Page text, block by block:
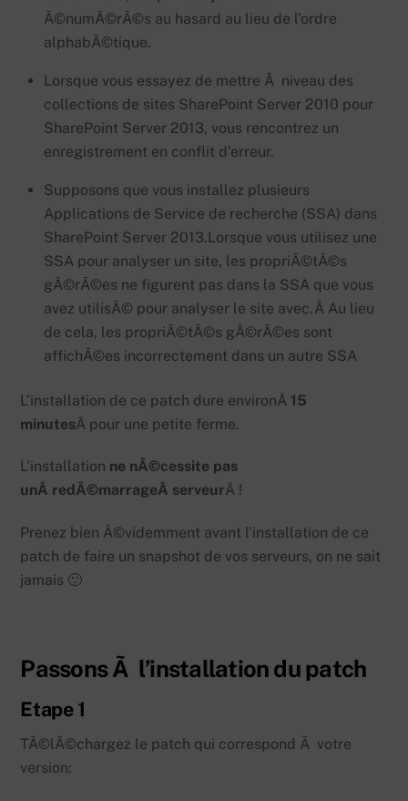
Ã©numÃ©rÃ©s au hasard au lieu de l’ordre
alphabÃ©tique.
Lorsque vous essayez de mettre Ã niveau des
collections de sites SharePoint Server 2010 pour
SharePoint Server 2013, vous rencontrez un
enregistrement en conflit d’erreur.
Supposons que vous installez plusieurs
Applications de Service de recherche (SSA) dans
SharePoint Server 2013.Lorsque vous utilisez une
SSA pour analyser un site, les propriÃ©tÃ©s
gÃ©rÃ©es ne figurent pas dans la SSA que vous
avez utilisÃ© pour analyser le site avec.Â Au lieu
de cela, les propriÃ©tÃ©s gÃ©rÃ©es sont
affichÃ©es incorrectement dans un autre SSA
L’installation de ce patch dure environÂ 15
minutesÂ pour une petite ferme.
L’installation ne nÃ©cessite pas
unÂ redÃ©marrageÂ serveurÂ !
Prenez bien Ã©videmment avant l’installation de ce
patch de faire un snapshot de vos serveurs, on ne sait
jamais 🙂
Passons Ã l’installation du patch
Etape 1
TÃ©lÃ©chargez le patch qui correspond Ã votre
version: